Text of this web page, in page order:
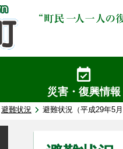
災害・復興情報
避難状況 避難状況（平成29年5月